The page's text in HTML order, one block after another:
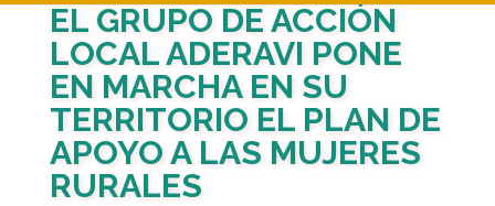
EL GRUPO DE ACCIÓN
LOCAL ADERAVI PONE
EN MARCHA EN SU
TERRITORIO EL PLAN DE
APOYO A LAS MUJERES
RURALES